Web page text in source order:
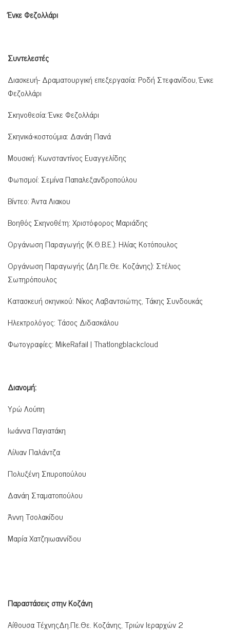
Ένκε Φεζολλάρι
Συντελεστές
Διασκευή- Δραματουργική επεξεργασία: Ροδή Στεφανίδου, Ένκε
Φεζολλάρι
Σκηνοθεσία: Ένκε Φεζολλάρι
Σκηνικά-κοστούμια: Δανάη Πανά
Μουσική: Κωνσταντίνος Ευαγγελίδης
Φωτισμοί: Σεμίνα Παπαλεξανδροπούλου
Βίντεο: Άντα Λιακου
Βοηθός Σκηνοθέτη: Χριστόφορος Μαριάδης
Οργάνωση Παραγωγής (Κ.Θ.Β.Ε.): Ηλίας Κοτόπουλος
Οργάνωση Παραγωγής (Δη.Πε.Θε. Κοζάνης): Στέλιος
Σωτηρόπουλος
Κατασκευή σκηνικού: Νίκος Λαβαντσιώτης, Τάκης Συνδουκάς
Ηλεκτρολόγος: Τάσος Διδασκάλου
Φωτογραφίες: MikeRafail | Thatlongblackcloud
Διανομή:
Υρώ Λούπη
Ιωάννα Παγιατάκη
Λίλιαν Παλάντζα
Πολυξένη Σπυροπούλου
Δανάη Σταματοπούλου
Άννη Τσολακίδου
Μαρία Χατζηιωαννίδου
Παραστάσεις στην Κοζάνη
Αίθουσα ΤέχνηςΔη.Πε.Θε. Κοζάνης, Τριών Ιεραρχών 2